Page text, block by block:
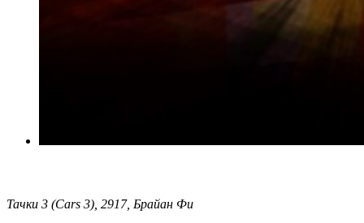
Тачки 3 (Cars 3), 2917, Брайан Фи